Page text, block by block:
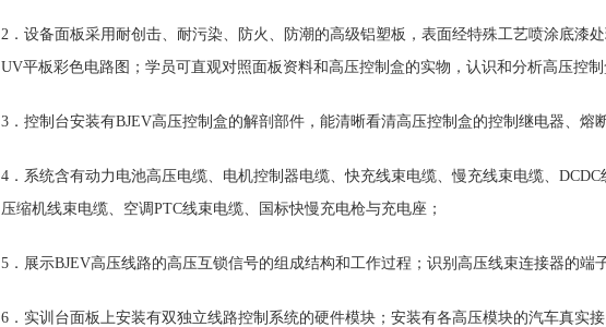
2．设备面板采用耐创击、耐污染、防火、防潮的高级铝塑板，表面经特殊工艺喷涂底漆
UV平板彩色电路图；学员可直观对照面板资料和高压控制盒的实物，认识和分析高压控制
3．控制台安装有BJEV高压控制盒的解剖部件，能清晰看清高压控制盒的控制继电器、熔
4．系统含有动力电池高压电缆、电机控制器电缆、快充线束电缆、慢充线束电缆、
压缩机线束电缆、空调PTC线束电缆、国标快慢充电枪与充电座；
5．展示BJEV高压线路的高压互锁信号的组成结构和工作过程；识别高压线束连接器的端
6． 实训台面板上安装有双独立线路控制系统的硬件模块；安装有各高压模块的汽车真实